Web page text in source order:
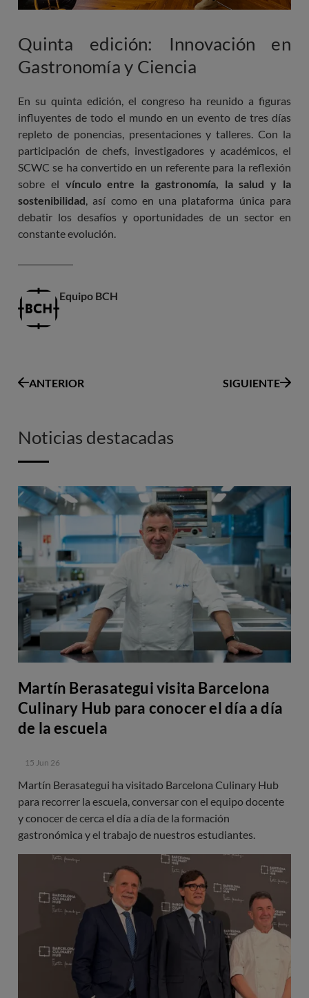
Quinta edición: Innovación en
Gastronomía y Ciencia
En su quinta edición, el congreso ha reunido a figuras
influyentes de todo el mundo en un evento de tres días
repleto de ponencias, presentaciones y talleres. Con la
participación de chefs, investigadores y académicos, el
SCWC se ha convertido en un referente para la reflexión
sobre el vínculo entre la gastronomía, la salud y la
sostenibilidad , así como en una plataforma única para
debatir los desafíos y oportunidades de un sector en
constante evolución.
Equipo BCH
ANTERIOR SIGUIENTE
Noticias destacadas
Martín Berasategui visita Barcelona
Culinary Hub para conocer el día a día
de la escuela
15 Jun 26
Martín Berasategui ha visitado Barcelona Culinary Hub
para recorrer la escuela, conversar con el equipo docente
y conocer de cerca el día a día de la formación
gastronómica y el trabajo de nuestros estudiantes.